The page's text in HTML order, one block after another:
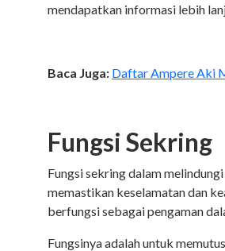
mendapatkan informasi lebih
Baca Juga: Daftar Ampere Aki
Fungsi Sekring
Fungsi sekring dalam
memastikan keselamatan dan
berfungsi sebagai pengaman
Fungsinya adalah untuk